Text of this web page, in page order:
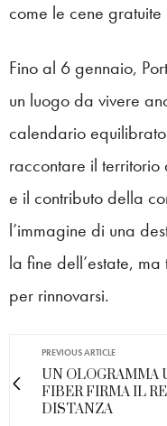
come le cene gratuite
Fino al 6 gennaio,
un luogo da vivere
calendario
raccontare il territorio
e il contributo della
l’immagine di una
la fine dell’estate, ma
per rinnovarsi.
PREVIOUS ARTICLE
UN OLOGRAMMA
FIBER FIRMA IL
DISTANZA